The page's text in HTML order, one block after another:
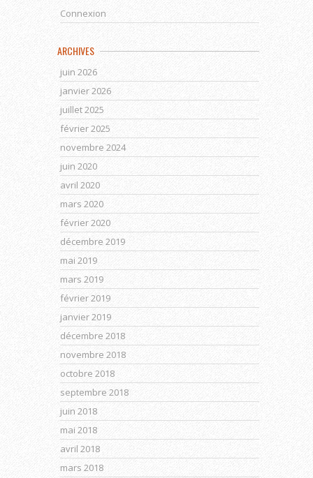
Connexion
ARCHIVES
juin 2026
janvier 2026
juillet 2025
février 2025
novembre 2024
juin 2020
avril 2020
mars 2020
février 2020
décembre 2019
mai 2019
mars 2019
février 2019
janvier 2019
décembre 2018
novembre 2018
octobre 2018
septembre 2018
juin 2018
mai 2018
avril 2018
mars 2018